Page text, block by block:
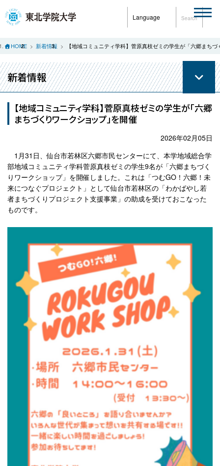
Language Search
HOME 新着情報 【地域コミュニティ学科】菅原真枝ゼミの学生が「六郷まち
新着情報
【地域コミュニティ学科】菅原真枝ゼミの学生が「六郷
まちづくりワークショップ」を開催
2026年02月05日
1月31日、仙台市若林区六郷市民センターにて、本学地域総合学
部地域コミュニティ学科菅原真枝ゼミの学生9名が「六郷まちづく
りワークショップ」を開催しました。これは「つむGO！六郷！未
来につなぐプロジェクト」として仙台市若林区の「わかばやし若
者まちづくりプロジェクト支援事業」の助成を受けておこなった
ものです。